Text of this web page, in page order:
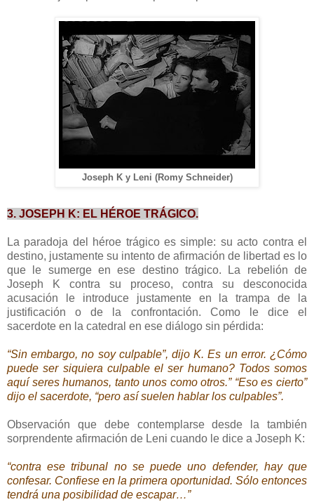
Joseph K y Leni (Romy Schneider)
3. JOSEPH K: EL HÉROE TRÁGICO.
La paradoja del héroe trágico es simple: su acto contra el
destino, justamente su intento de afirmación de libertad es lo
que le sumerge en ese destino trágico. La rebelión de
Joseph K contra su proceso, contra su desconocida
acusación le introduce justamente en la trampa de la
justificación o de la confrontación. Como le dice el
sacerdote en la catedral en ese diálogo sin pérdida:
“Sin embargo, no soy culpable”, dijo K. Es un error. ¿Cómo
puede ser siquiera culpable el ser humano? Todos somos
aquí seres humanos, tanto unos como otros.” “Eso es cierto”
dijo el sacerdote, “pero así suelen hablar los culpables”.
Observación que debe contemplarse desde la también
sorprendente afirmación de Leni cuando le dice a Joseph K:
“contra ese tribunal no se puede uno defender, hay que
confesar. Confiese en la primera oportunidad. Sólo entonces
tendrá una posibilidad de escapar…”